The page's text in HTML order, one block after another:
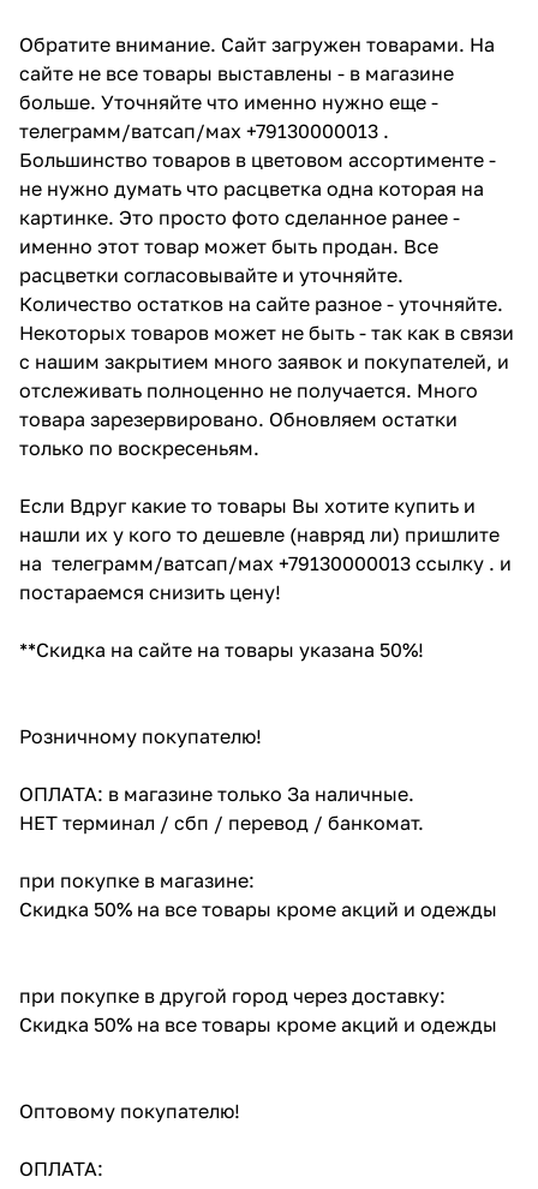
Обратите внимание. Сайт загружен товарами. На
сайте не все товары выставлены - в магазине
больше. Уточняйте что именно нужно еще -
телеграмм/ватсап/мах +79130000013 .
Большинство товаров в цветовом ассортименте -
не нужно думать что расцветка одна которая на
картинке. Это просто фото сделанное ранее -
именно этот товар может быть продан. Все
расцветки согласовывайте и уточняйте.
Количество остатков на сайте разное - уточняйте.
Некоторых товаров может не быть - так как в связи
с нашим закрытием много заявок и покупателей, и
отслеживать полноценно не получается. Много
товара зарезервировано. Обновляем остатки
только по воскресеньям.
Если Вдруг какие то товары Вы хотите купить и
нашли их у кого то дешевле (навряд ли) пришлите
на телеграмм/ватсап/мах +79130000013 ссылку . и
постараемся снизить цену!
**Скидка на сайте на товары указана 50%!
Розничному покупателю!
ОПЛАТА: в магазине только За наличные.
НЕТ терминал / сбп / перевод / банкомат.
при покупке в магазине:
Скидка 50% на все товары кроме акций и одежды
при покупке в другой город через доставку:
Скидка 50% на все товары кроме акций и одежды
Оптовому покупателю!
ОПЛАТА: